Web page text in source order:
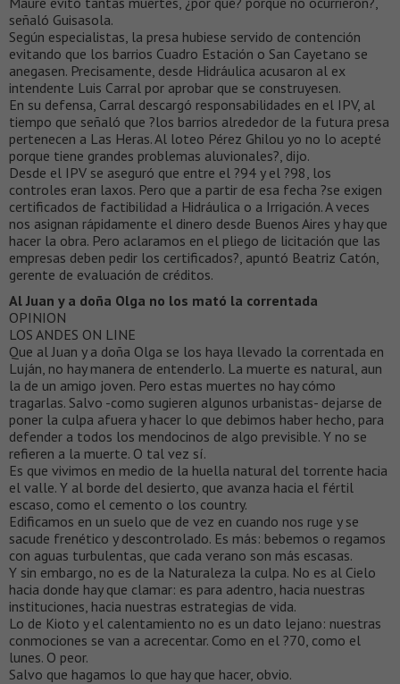
señaló Guisasola.
Según especialistas, la presa hubiese servido de contención
evitando que los barrios Cuadro Estación o San Cayetano se
anegasen. Precisamente, desde Hidráulica acusaron al ex
intendente Luis Carral por aprobar que se construyesen.
En su defensa, Carral descargó responsabilidades en el IPV, al
tiempo que señaló que ?los barrios alrededor de la futura presa
pertenecen a Las Heras. Al loteo Pérez Ghilou yo no lo acepté
porque tiene grandes problemas aluvionales?, dijo.
Desde el IPV se aseguró que entre el ?94 y el ?98, los
controles eran laxos. Pero que a partir de esa fecha ?se exigen
certificados de factibilidad a Hidráulica o a Irrigación. A veces
nos asignan rápidamente el dinero desde Buenos Aires y hay que
hacer la obra. Pero aclaramos en el pliego de licitación que las
empresas deben pedir los certificados?, apuntó Beatriz Catón,
gerente de evaluación de créditos.
Al Juan y a doña Olga no los mató la correntada
OPINION
LOS ANDES ON LINE
Que al Juan y a doña Olga se los haya llevado la correntada en
Luján, no hay manera de entenderlo. La muerte es natural, aun
la de un amigo joven. Pero estas muertes no hay cómo
tragarlas. Salvo -como sugieren algunos urbanistas- dejarse de
poner la culpa afuera y hacer lo que debimos haber hecho, para
defender a todos los mendocinos de algo previsible. Y no se
refieren a la muerte. O tal vez sí.
Es que vivimos en medio de la huella natural del torrente hacia
el valle. Y al borde del desierto, que avanza hacia el fértil
escaso, como el cemento o los country.
Edificamos en un suelo que de vez en cuando nos ruge y se
sacude frenético y descontrolado. Es más: bebemos o regamos
con aguas turbulentas, que cada verano son más escasas.
Y sin embargo, no es de la Naturaleza la culpa. No es al Cielo
hacia donde hay que clamar: es para adentro, hacia nuestras
instituciones, hacia nuestras estrategias de vida.
Lo de Kioto y el calentamiento no es un dato lejano: nuestras
conmociones se van a acrecentar. Como en el ?70, como el
lunes. O peor.
Salvo que hagamos lo que hay que hacer, obvio.